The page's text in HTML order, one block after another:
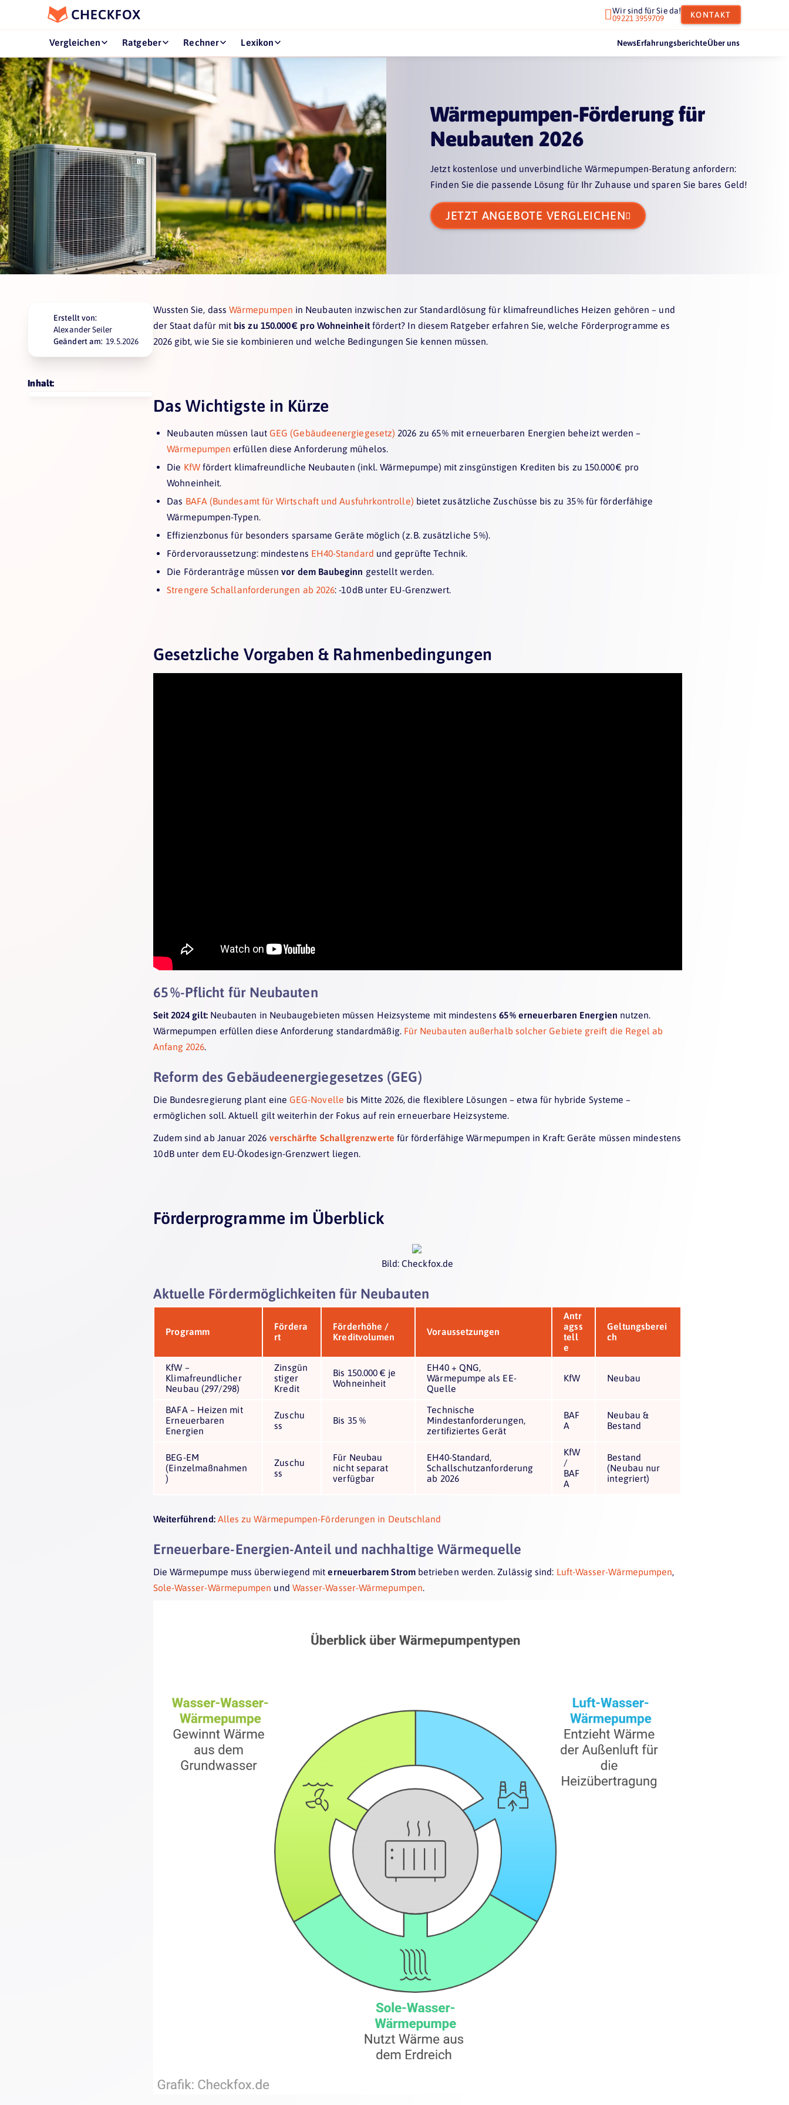
Wir sind für Sie da!
09221 3959709
KONTAKT
Vergleichen Ratgeber Rechner Lexikon NewsErfahrungsberichteÜber uns
Wärmepumpen-Förderung für
Neubauten 2026
Jetzt kostenlose und unverbindliche Wärmepumpen-Beratung anfordern:
Finden Sie die passende Lösung für Ihr Zuhause und sparen Sie bares Geld!
JETZT ANGEBOTE VERGLEICHEN
Erstellt von:
⁠Alexander Seiler
Geändert am: 19.5.2026
Inhalt:
Wussten Sie, dass Wärmepumpen in Neubauten inzwischen zur Standardlösung für klimafreundliches Heizen gehören – und
der Staat dafür mit bis zu 150.000 € pro Wohneinheitfördert? In diesem Ratgeber erfahren Sie, welche Förderprogramme es
2026 gibt, wie Sie sie kombinieren und welche Bedingungen Sie kennen müssen.
Das Wichtigste in Kürze
Neubauten müssen laut GEG (Gebäudeenergiegesetz) 2026 zu 65 % mit erneuerbaren Energien beheizt werden –
Wärmepumpen erfüllen diese Anforderung mühelos.
Die KfW fördert klimafreundliche Neubauten (inkl. Wärmepumpe) mit zinsgünstigen Krediten bis zu 150.000 € pro
Wohneinheit.
Das BAFA (Bundesamt für Wirtschaft und Ausfuhrkontrolle) bietet zusätzliche Zuschüsse bis zu 35 % für förderfähige
Wärmepumpen-Typen.
Effizienzbonus für besonders sparsame Geräte möglich (z. B. zusätzliche 5 %).
Fördervoraussetzung: mindestens EH40-Standard und geprüfte Technik.
Die Förderanträge müssenvor dem Baubeginn gestellt werden.
Strengere Schallanforderungen ab 2026: -10 dB unter EU-Grenzwert.
Gesetzliche Vorgaben & Rahmenbedingungen
65 %-Pflicht für Neubauten
Seit 2024 gilt:Neubauten in Neubaugebieten müssen Heizsysteme mit mindestens 65 % erneuerbaren Energien nutzen.
Wärmepumpen erfüllen diese Anforderung standardmäßig. Für Neubauten außerhalb solcher Gebiete greift die Regel ab
Anfang 2026.
Reform des Gebäudeenergiegesetzes (GEG)
Die Bundesregierung plant eine GEG-Novelle bis Mitte 2026, die flexiblere Lösungen – etwa für hybride Systeme –
ermöglichen soll. Aktuell gilt weiterhin der Fokus auf rein erneuerbare Heizsysteme.
Zudem sind ab Januar 2026 verschärfte Schallgrenzwerte für förderfähige Wärmepumpen in Kraft: Geräte müssen mindestens
10 dB unter dem EU-Ökodesign-Grenzwert liegen.
Förderprogramme im Überblick
Bild: Checkfox.de
Aktuelle Fördermöglichkeiten für Neubauten
Programm
Fördera
rt
Förderhöhe /
Kreditvolumen
Voraussetzungen
Antr
agss
tell
e
Geltungsberei
ch
KfW –
Klimafreundlicher
Neubau (297/298)
Zinsgün
stiger
Kredit
Bis 150.000 € je
Wohneinheit
EH40 + QNG,
Wärmepumpe als EE-
Quelle
KfW Neubau
BAFA – Heizen mit
Erneuerbaren
Energien
Zuschu
ss
Bis 35 %
Technische
Mindestanforderungen,
zertifiziertes Gerät
BAF
A
Neubau &
Bestand
BEG-EM
(Einzelmaßnahmen
)
Zuschu
ss
Für Neubau
nicht separat
verfügbar
EH40-Standard,
Schallschutzanforderung
ab 2026
KfW
/
BAF
A
Bestand
(Neubau nur
integriert)
Weiterführend: Alles zu Wärmepumpen-Förderungen in Deutschland
Erneuerbare-Energien-Anteil und nachhaltige Wärmequelle
Die Wärmepumpe muss überwiegend miterneuerbarem Strombetrieben werden. Zulässig sind: Luft-Wasser-Wärmepumpen,
Sole-Wasser-Wärmepumpen und Wasser-Wasser-Wärmepumpen.